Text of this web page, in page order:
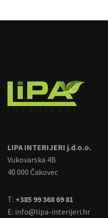
LIPA INTERIJERI j.d.o.o.
Vukovarska 4B
40 000 Čakovec
T: +385 99 368 69 81
E: info@lipa-interijeri.hr